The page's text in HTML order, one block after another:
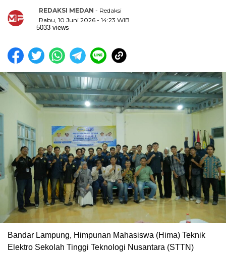
REDAKSI MEDAN - Redaksi
Rabu, 10 Juni 2026 - 14:23 WIB
5033 views
Bandar Lampung, Himpunan Mahasiswa (Hima) Teknik
Elektro Sekolah Tinggi Teknologi Nusantara (STTN)